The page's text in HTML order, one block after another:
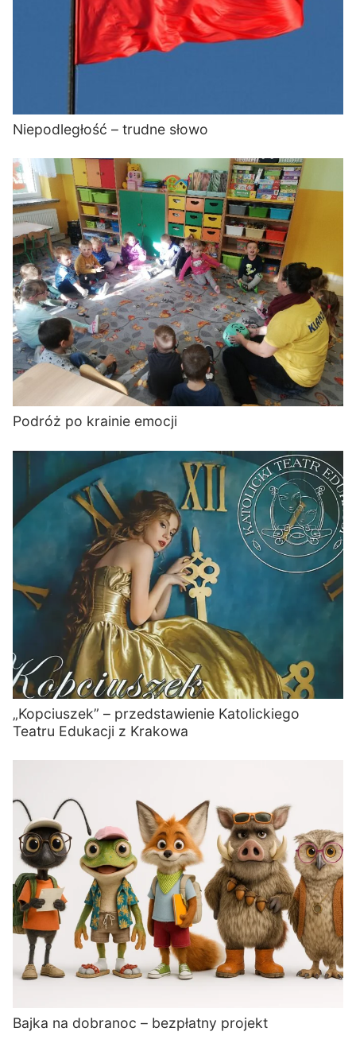
Niepodległość – trudne słowo
Podróż po krainie emocji
„Kopciuszek” – przedstawienie Katolickiego
Teatru Edukacji z Krakowa
Bajka na dobranoc – bezpłatny projekt